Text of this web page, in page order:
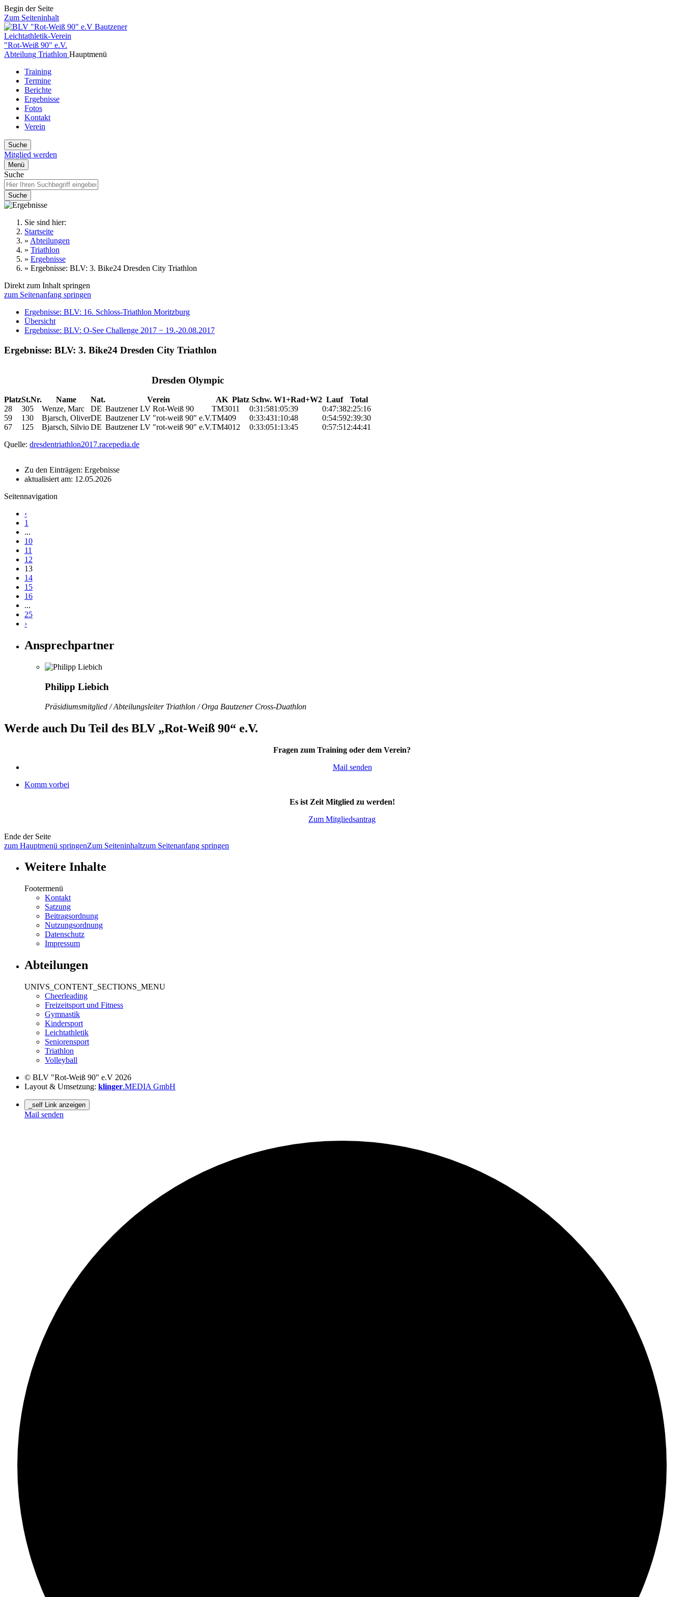
Begin der Seite
Zum Seiteninhalt
Bautzener
Leichtathletik-Verein
"Rot-Weiß 90" e.V.
Abteilung Triathlon Hauptmenü
Training
Termine
Berichte
Ergebnisse
Fotos
Kontakt
Verein
Suche
Mitglied werden
Menü
Suche
Suche
Sie sind hier:
Startseite
» Abteilungen
» Triathlon
» Ergebnisse
» Ergebnisse: BLV: 3. Bike24 Dresden City Triathlon
Direkt zum Inhalt springen
zum Seitenanfang springen
Ergebnisse: BLV: 16. Schloss-Triathlon Moritzburg
Übersicht
Ergebnisse: BLV: O-See Challenge 2017 − 19.-20.08.2017
Ergebnisse: BLV: 3. Bike24 Dresden City Triathlon
Dresden Olympic
PlatzSt.Nr. Name Nat. Verein AK Platz Schw. W1+Rad+W2 Lauf
Total
28
305 Wenze, Marc DE Bautzener LV Rot-Weiß 90 TM3011 0:31:581:05:39 0:47:382:25:16
59
130 Bjarsch, OliverDE Bautzener LV "rot-weiß 90" e.V.TM409 0:33:431:10:48 0:54:592:39:30
67
125 Bjarsch, SilvioDE Bautzener LV "rot-weiß 90" e.V.TM4012 0:33:051:13:45 0:57:512:44:41
Quelle: dresdentriathlon2017.racepedia.de
Zu den Einträgen: Ergebnisse
aktualisiert am: 12.05.2026
Seitennavigation
‹
1
...
10
11
12
13
14
15
16
...
25
›
Ansprechpartner
Philipp Liebich
Präsidiumsmitglied / Abteilungsleiter Triathlon / Orga Bautzener Cross-Duathlon
Werde auch Du Teil des BLV „Rot-Weiß 90“ e.V.
Fragen zum Training oder dem Verein?
Mail senden
Komm vorbei
Es ist Zeit Mitglied zu werden!
Zum Mitgliedsantrag
Ende der Seite
zum Hauptmenü springenZum Seiteninhaltzum Seitenanfang springen
Weitere Inhalte
Footermenü
Kontakt
Satzung
Beitragsordnung
Nutzungsordnung
Datenschutz
Impressum
Abteilungen
UNIVS_CONTENT_SECTIONS_MENU
Cheerleading
Freizeitsport und Fitness
Gymnastik
Kindersport
Leichtathletik
Seniorensport
Triathlon
Volleyball
© BLV "Rot-Weiß 90" e.V 2026
Layout & Umsetzung: klinger.MEDIA GmbH
_self Link anzeigen
Mail senden